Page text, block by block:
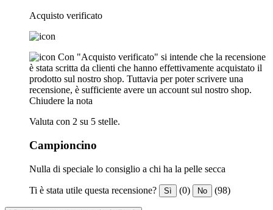
Acquisto verificato
Con "Acquisto verificato" si intende che la recensione
è stata scritta da clienti che hanno effettivamente acquistato il
prodotto sul nostro shop. Tuttavia per poter scrivere una
recensione, è sufficiente avere un account sul nostro shop.
Chiudere la nota
Valuta con 2 su 5 stelle.
Campioncino
Nulla di speciale lo consiglio a chi ha la pelle secca
Ti è stata utile questa recensione? Sì (0) No (98)